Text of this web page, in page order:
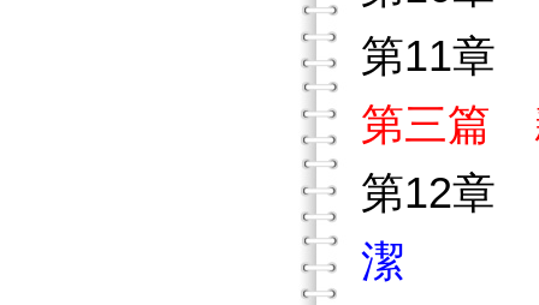
第11章
第三篇
第12章
潔